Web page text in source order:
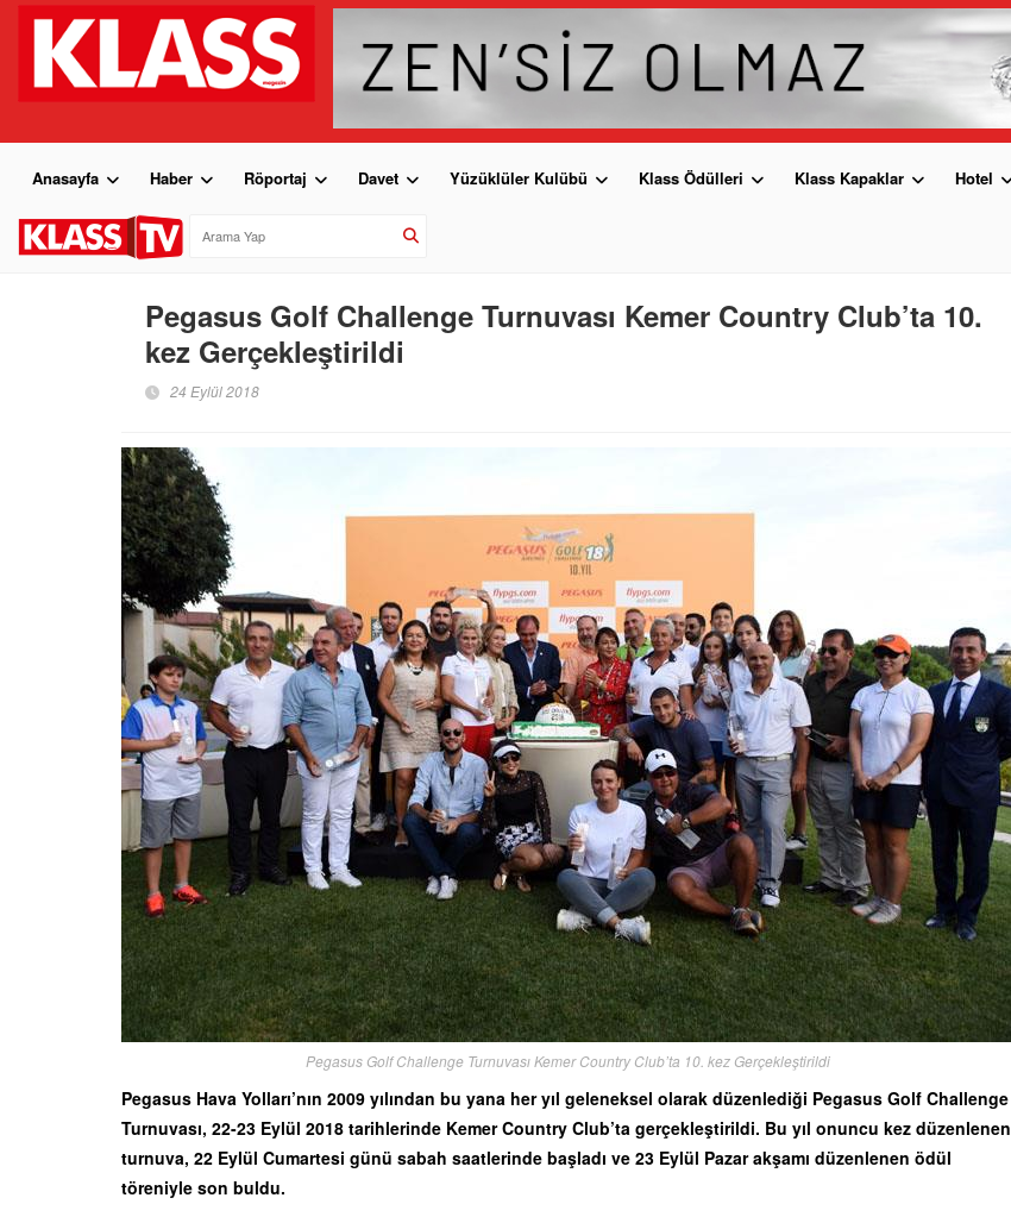
Anasayfa Haber Röportaj Davet Yüzüklüler Kulübü Klass Ödülleri Klass Kapaklar Hotel
Pegasus Golf Challenge Turnuvası Kemer Country Club’ta 10.
kez Gerçekleştirildi
24 Eylül 2018
Pegasus Golf Challenge Turnuvası Kemer Country Club’ta 10. kez Gerçekleştirildi
Pegasus Hava Yolları’nın 2009 yılından bu yana her yıl geleneksel olarak düzenlediği Pegasus Golf Challenge
Turnuvası, 22-23 Eylül 2018 tarihlerinde Kemer Country Club’ta gerçekleştirildi. Bu yıl onuncu kez düzenlenen
turnuva, 22 Eylül Cumartesi günü sabah saatlerinde başladı ve 23 Eylül Pazar akşamı düzenlenen ödül
töreniyle son buldu.